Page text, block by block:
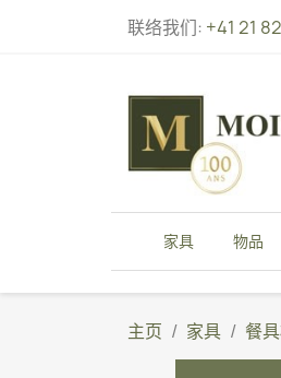
联络我们: +41 21
家具 物品
主页 家具 餐